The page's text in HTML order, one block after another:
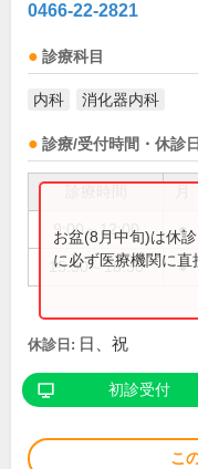
0466-22-2821
診療科目
内科 消化器内科
診療/受付時間・休診日
9:00～12:00 ●
15:30～18:30 ●
お盆(8月中旬)は休
に必ず医療機関に直
休診日: 日、祝
初診受付
こ